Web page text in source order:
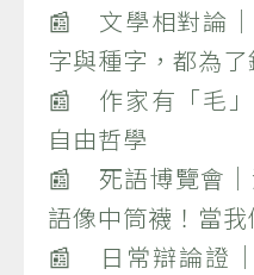
📰 文學相對論
字與種字，都為
📰 作家有「毛
自由哲學
📰 死語博覽會｜
語像中筒襪！當
📰 日常辯論證